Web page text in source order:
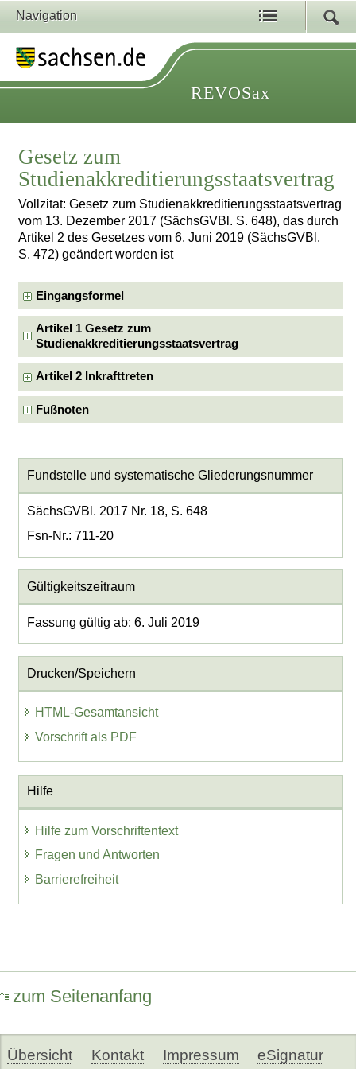
Navigation
REVOSax
Gesetz zum
Studienakkreditierungsstaatsvertrag
Vollzitat: Gesetz zum Studienakkreditierungsstaatsvertrag
vom 13. Dezember 2017 (SächsGVBl. S. 648), das durch
Artikel 2 des Gesetzes vom 6. Juni 2019 (SächsGVBl.
S. 472) geändert worden ist
Eingangsformel
Artikel 1 Gesetz zum
Studienakkreditierungsstaatsvertrag
Artikel 2 Inkrafttreten
Fußnoten
Fundstelle und systematische Gliederungsnummer
SächsGVBl. 2017 Nr. 18, S. 648
Fsn-Nr.: 711-20
Gültigkeitszeitraum
Fassung gültig ab: 6. Juli 2019
Drucken/Speichern
HTML-Gesamtansicht
Vorschrift als PDF
Hilfe
Hilfe zum Vorschriftentext
Fragen und Antworten
Barrierefreiheit
zum Seitenanfang
Übersicht Kontakt Impressum eSignatur